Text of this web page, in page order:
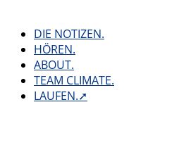
contentDIE NOTIZEN.
HÖREN.
ABOUT.
TEAM CLIMATE.
LAUFEN.➚